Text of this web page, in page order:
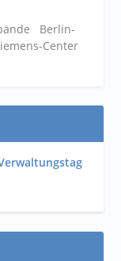
Berlin-
Center